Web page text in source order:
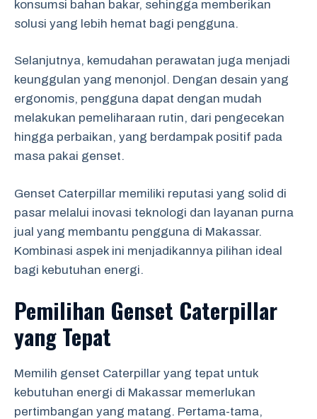
konsumsi bahan bakar, sehingga memberikan
solusi yang lebih hemat bagi pengguna.
Selanjutnya, kemudahan perawatan juga menjadi
keunggulan yang menonjol. Dengan desain yang
ergonomis, pengguna dapat dengan mudah
melakukan pemeliharaan rutin, dari pengecekan
hingga perbaikan, yang berdampak positif pada
masa pakai genset.
Genset Caterpillar memiliki reputasi yang solid di
pasar melalui inovasi teknologi dan layanan purna
jual yang membantu pengguna di Makassar.
Kombinasi aspek ini menjadikannya pilihan ideal
bagi kebutuhan energi.
Pemilihan Genset Caterpillar
yang Tepat
Memilih genset Caterpillar yang tepat untuk
kebutuhan energi di Makassar memerlukan
pertimbangan yang matang. Pertama-tama,